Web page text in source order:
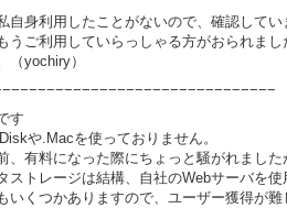
自身利用したことがないので、確認してい
うご利用していらっしゃる方がおられま
（yochiry）
す
や.Macを使っておりません。
、有料になった際にちょっと騒がれまし
ストレージは結構、自社のWebサーバを
いくつかありますので、ユーザー獲得が